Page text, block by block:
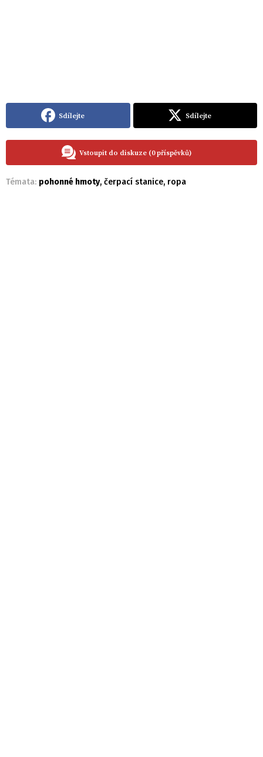
Sdílejte Sdílejte
Vstoupit do diskuze (0 příspěvků)
Témata: pohonné hmoty, čerpací stanice, ropa